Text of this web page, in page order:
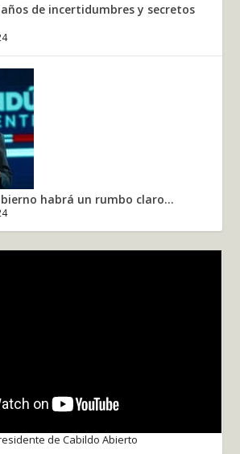
de incertidumbres y secretos
habrá un rumbo claro...
de Cabildo Abierto